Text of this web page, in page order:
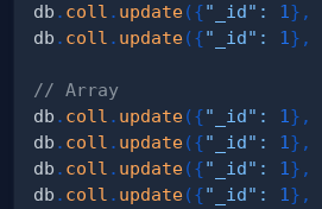
db . coll . update({"_id" : 1 } ,
db . coll . update({"_id" : 1 } ,
// Array
db . coll . update({"_id" : 1 } ,
db . coll . update({"_id" : 1 } ,
db . coll . update({"_id" : 1 } ,
db . coll . update({"_id" : 1 } ,